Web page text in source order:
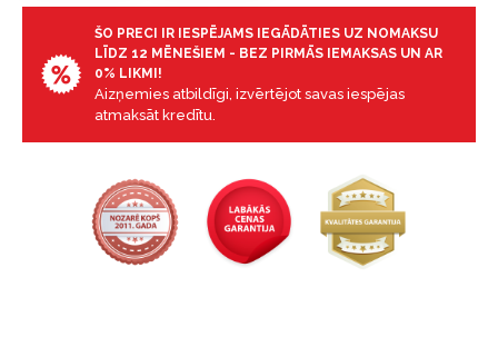
ŠO PRECI IR IESPĒJAMS IEGĀDĀTIES UZ NOMAKSU
LĪDZ 12 MĒNEŠIEM - BEZ PIRMĀS IEMAKSAS UN AR
0% LIKMI!
Aizņemies atbildīgi, izvērtējot savas iespējas
atmaksāt kredītu.